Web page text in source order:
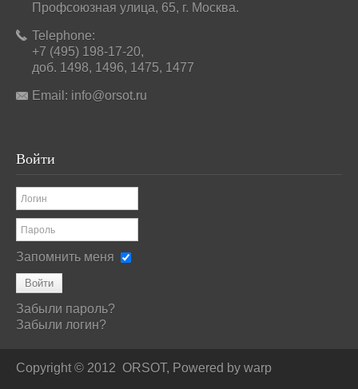
Профсоюзная улица, 65, г. Москва.
Telephone:
+7 (495) 198-17-20,
доб. 1498, 1496, 1475, 1477
Email: info@orsot.ru
Войти
Запомнить меня
Войти
Забыли пароль?
Забыли логин?
Copyright © 2012 ORSOT, Powered by warp